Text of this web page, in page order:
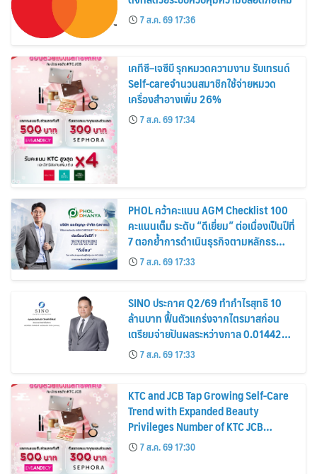
7 ส.ค. 69 17:36
เคทีซี–เจซีบี รุกหมวดความงาม รับเทรนด์
Self-careจำนวนสมาชิกใช้จ่ายหมวด
เครื่องสำอางเพิ่ม 26%
7 ส.ค. 69 17:34
PHOL คว้าคะแนน AGM Checklist 100
คะแนนเต็ม ระดับ “ดีเยี่ยม” ต่อเนื่องเป็นปีที่
7 ตอกย้ำการดำเนินธุรกิจตามหลักธร
รมาภิบาล โปร่งใส สร้างความเชื่อมั่นผู้ถือ
หุ้น
7 ส.ค. 69 17:33
SINO ประกาศ Q2/69 ทำกำไรสุทธิ 10
ล้านบาท ฟื้นตัวแกร่งจากไตรมาสก่อน
เตรียมจ่ายปันผลระหว่างกาล 0.014423
บาทต่อหุ้น ครึ่งปีหลังมุ่งเติบโตต่อเนื่อง
7 ส.ค. 69 17:33
KTC and JCB Tap Growing Self-Care
Trend with Expanded Beauty
Privileges Number of KTC JCB
Cardmembers Spending on
Cosmetics Rises 26%
7 ส.ค. 69 17:30